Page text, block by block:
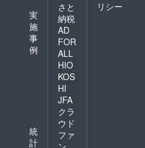
実
施
事
例
統
計
さと
納税
AD
FOR
ALL
HIO
KOS
HI
JFA
クラ
ウド
ファ
リシー